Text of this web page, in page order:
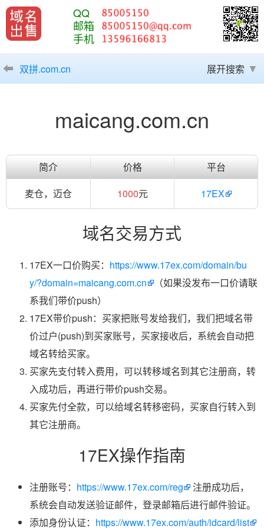
QQ
邮箱
手机
双拼.com.cn 展开搜索
maicang.com.cn
简介 价格
平台
麦仓，迈仓
1000元 17EX
域名交易方式
17EX一口价购买： https://www.17ex.com/domain/bu
y/?domain=maicang.com.cn
（如果没发布一口价请联
系我们带价push）
17EX带价push：买家把账号发给我们，我们把域名带
价过户(push)到买家账号，买家接收后，系统会自动把
域名转给买家。
买家先支付转入费用，可以转移域名到其它注册商，转
入成功后，再进行带价push交易。
买家先付全款，可以给域名转移密码，买家自行转入到
其它注册商。
17EX操作指南
注册账号： https://www.17ex.com/reg
注册成功后，
系统会自动发送验证邮件，登录邮箱后进行邮件验证。
添加身份认证： https://www.17ex.com/auth/idcard/list